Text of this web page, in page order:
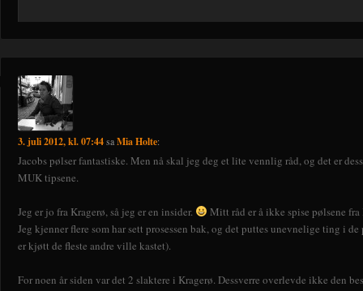
3. juli 2012, kl. 07:44saMia Holte:
Jacobs pølser fantastiske. Men nå skal jeg deg et lite vennlig råd, og det er
MUK tipsene.
Jeg er jo fra Kragerø, så jeg er en insider.
Mitt råd er å ikke spise pølsene
Jeg kjenner flere som har sett prosessen bak, og det puttes unevnelige ting i
er kjøtt de fleste andre ville kastet).
For noen år siden var det 2 slaktere i Kragerø. Dessverre overlevde ikke den